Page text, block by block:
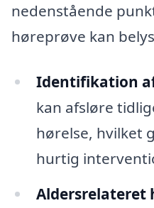
nedenstående
høreprøve kan
Identifikation
kan afsløre
hørelse, hvilket
hurtig
Aldersrelateret